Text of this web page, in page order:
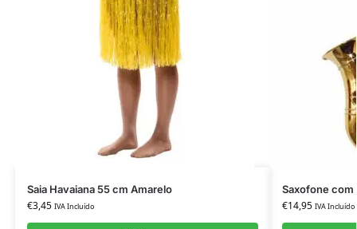
Saia Havaiana 55 cm Amarelo
€3,45 IVA Incluído
Saxofone com
€14,95 IVA Incluído